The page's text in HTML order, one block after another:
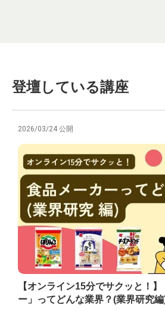
登壇している講座
2026/03/24 公開
【オンライン15分でサクッと！
ー」ってどんな業界？(業界研究